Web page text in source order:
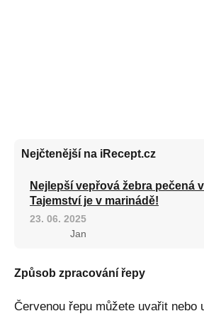
Nejčtenější na iRecept.cz
Nejlepší vepřová žebra pečená
Tajemství je v marinádě!
23. 06. 2025
Jan
Způsob zpracování řepy
Červenou řepu můžete uvařit nebo